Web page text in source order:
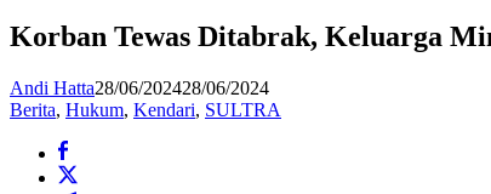
Ditabrak,
Keluarga
Polisi
Ungkap
Korban Tewas Ditabrak, Keluarga
Andi Hatta28/06/202428/06/2024
Berita, Hukum, Kendari, SULTRA